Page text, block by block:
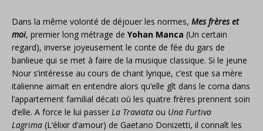
Dans la même volonté de déjouer les normes, Mes frères et
moi, premier long métrage de Yohan Manca (Un certain
regard), inverse joyeusement le conte de fée du gars de
banlieue qui se met à faire de la musique classique. Si le jeune
Nour s’intéresse au cours de chant lyrique, c’est que sa mère
italienne aimait en entendre alors qu’elle gît dans le coma dans
l’appartement familial décati où les quatre frères prennent soin
d’elle. A force le lui passer La Traviata ou Una Furtiva
Lagrima (L’élixir d’amour) de Gaetano Donizetti, il connaît les